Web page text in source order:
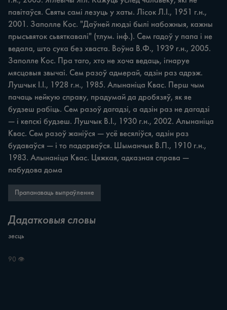
павітаўся. Святы самі лезуць у хаты. Лісок Л.І., 1951 г.н.,
2001. Заполле Кос. "Даўней людзі былі набожныя, кажны
прысъвяток сьвяткавалі" (тлум. інф.). Сем гадоў у папа i не
ведала, што сука без хваста. Воўна В.Ф., 1939 г.н., 2005.
Заполле Кос. Пра таго, хто не хоча ведаць, ігнаруе
мясцовыя звычаі. Сем разоў адмерай, адзін раз адрэж.
Лушчык І.І., 1928 г.н., 1985. Алынаніца Квас. Перш чым
пачаць нейкую справу, прадумай да дробязяў, як яе
будзеш рабіць. Сем разоў дагадзі, а адзін раз не дагадзі
— i кепскі будзеш. Лушчык В.І., 1930 г.н., 2002. Алынаніца
Квас. Сем разоў жаніўся — усё весяліўся, адзін раз
будаваўся — i то падарваўся. Шыманчык В.П., 1910 г.н.,
1983. Алынаніца Квас. Цяжкая, адказная справа —
пабудова дома
Прапанаваць выпраўленне
Дадатковыя словы
зесць
90 👁